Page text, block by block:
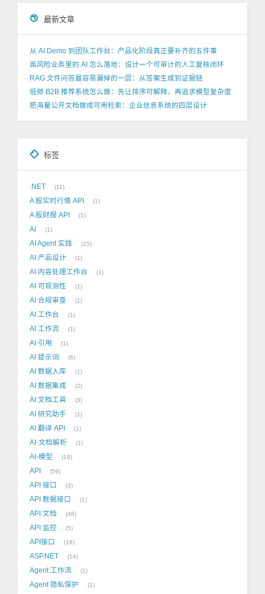
最新文章
从 AI Demo 到团队工作台：产品化阶段真正要补齐的五件事
高风险业务里的 AI 怎么落地：设计一个可审计的人工复核闭环
RAG 文件问答最容易漏掉的一层：从答案生成到证据链
低频 B2B 推荐系统怎么做：先让排序可解释，再追求模型复杂度
把海量公开文档做成可用检索：企业信息系统的四层设计
标签
.NET 11
A 股实时行情 API 1
A 股财报 API 1
AI 1
AI Agent 实践 25
AI 产品设计 1
AI 内容处理工作台 1
AI 可观测性 1
AI 合规审查 1
AI 工作台 1
AI 工作流 1
AI 引用 1
AI 提示词 6
AI 数据入库 1
AI 数据集成 2
AI 文档工具 3
AI 研究助手 1
AI 翻译 API 1
AI-文档解析 1
AI-模型 19
API 59
API 接口 3
API 数据接口 1
API 文档 48
API 监控 5
API接口 18
ASP.NET 14
Agent 工作流 1
Agent 隐私保护 1